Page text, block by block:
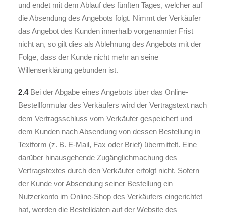
und endet mit dem Ablauf des fünften Tages, welcher auf
die Absendung des Angebots folgt. Nimmt der Verkäufer
das Angebot des Kunden innerhalb vorgenannter Frist
nicht an, so gilt dies als Ablehnung des Angebots mit der
Folge, dass der Kunde nicht mehr an seine
Willenserklärung gebunden ist.
2.4Bei der Abgabe eines Angebots über das Online-
Bestellformular des Verkäufers wird der Vertragstext nach
dem Vertragsschluss vom Verkäufer gespeichert und
dem Kunden nach Absendung von dessen Bestellung in
Textform (z. B. E-Mail, Fax oder Brief) übermittelt. Eine
darüber hinausgehende Zugänglichmachung des
Vertragstextes durch den Verkäufer erfolgt nicht. Sofern
der Kunde vor Absendung seiner Bestellung ein
Nutzerkonto im Online-Shop des Verkäufers eingerichtet
hat, werden die Bestelldaten auf der Website des